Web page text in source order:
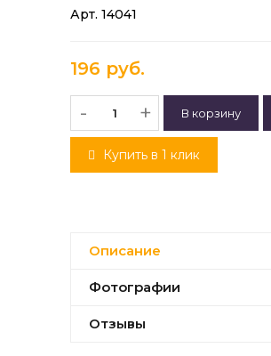
Арт. 14041
196 руб.
- +
Купить в 1 клик
Описание
Фотографии
Отзывы